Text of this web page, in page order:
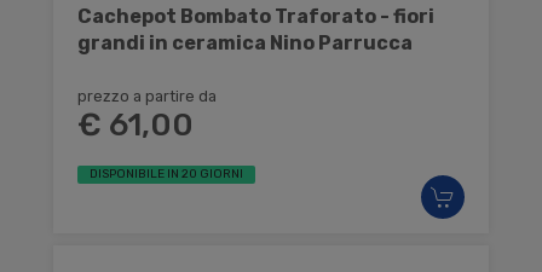
Cachepot Bombato Traforato - fiori
grandi in ceramica Nino Parrucca
prezzo a partire da
€ 61,00
DISPONIBILE IN 20 GIORNI